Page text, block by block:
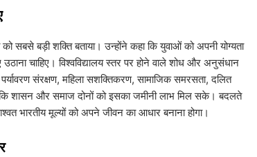
सबसे बड़ी शक्ति बताया। उन्होंने कहा कि युवाओं को अपनी योग्यता
चाहिए। विश्वविद्यालय स्तर पर होने वाले शोध और अनुसंधान
संरक्षण, महिला सशक्तिकरण, सामाजिक समरसता, दलित
शासन और समाज दोनों को इसका जमीनी लाभ मिल सके। बदलते
भारतीय मूल्यों को अपने जीवन का आधार बनाना होगा।